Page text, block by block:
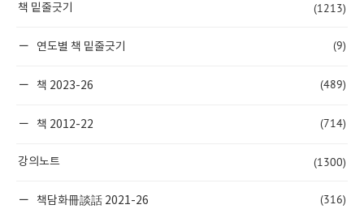
책 밑줄긋기 (1213)
연도별 책 밑줄긋기 (9)
책 2023-26 (489)
책 2012-22 (714)
강의노트 (1300)
책담화冊談話 2021-26 (316)